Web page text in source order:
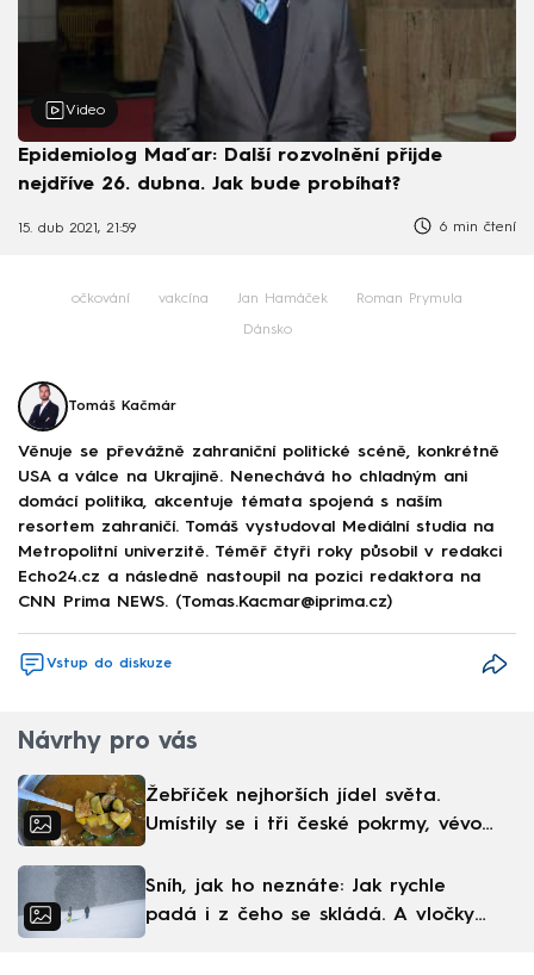
Video
Epidemiolog Maďar: Další rozvolnění přijde
nejdříve 26. dubna. Jak bude probíhat?
15. dub 2021, 21:59 6 min čtení
očkování vakcína Jan Hamáček Roman Prymula
Dánsko
Tomáš Kačmár
Věnuje se převážně zahraniční politické scéně, konkrétně
USA a válce na Ukrajině. Nenechává ho chladným ani
domácí politika, akcentuje témata spojená s naším
resortem zahraničí. Tomáš vystudoval Mediální studia na
Metropolitní univerzitě. Téměř čtyři roky působil v redakci
Echo24.cz a následně nastoupil na pozici redaktora na
CNN Prima NEWS. (Tomas.Kacmar@iprima.cz)
Vstup do diskuze
Návrhy pro vás
Žebříček nejhorších jídel světa.
Umístily se i tři české pokrmy, vévodí
Sníh, jak ho neznáte: Jak rychle
padá i z čeho se skládá. A vločky